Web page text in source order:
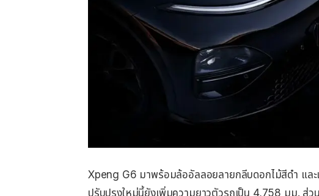
Xpeng G6 มาพร้อมล้ออัลลอยลายกลีบดอกไม้สีดำ และ
ปรับปรุงใหม่นี้ยังเพิ่มความยาวตัวรถเป็น 4,758 มม. ส่